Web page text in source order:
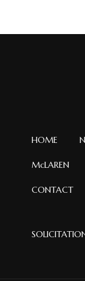
ブ
HOME
McLAREN
CONTACT